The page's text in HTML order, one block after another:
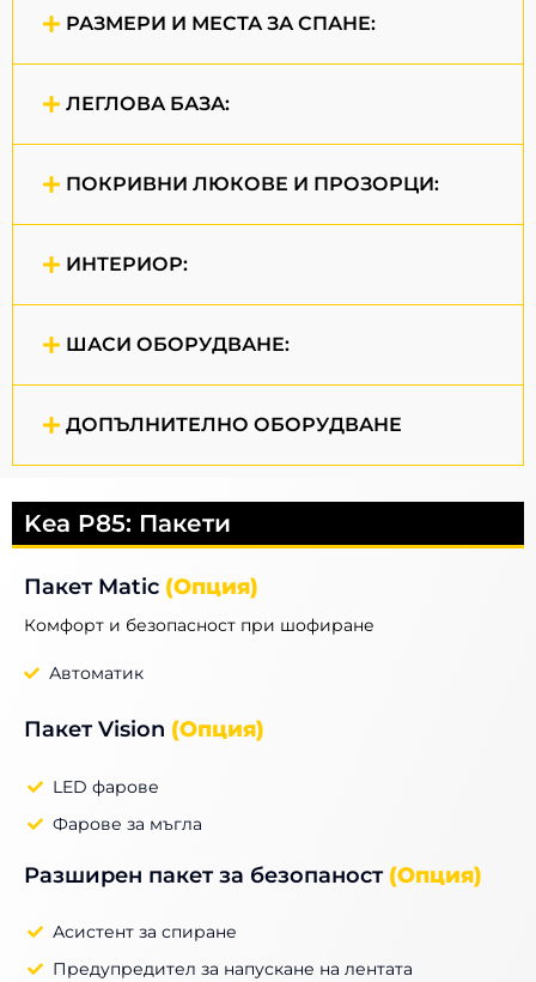
РАЗМЕРИ И МЕСТА ЗА СПАНЕ:
ЛЕГЛОВА БАЗА:
ПОКРИВНИ ЛЮКОВЕ И ПРОЗОРЦИ:
ИНТЕРИОР:
ШАСИ ОБОРУДВАНЕ:
ДОПЪЛНИТЕЛНО ОБОРУДВАНЕ
Kea P85: Пакети
Пакет Matic (Опция)
Комфорт и безопасност при шофиране
Автоматик
Пакет Vision (Опция)
LED фарове
Фарове за мъгла
Разширен пакет за безопаност (Опция)
Асистент за спиране
Предупредител за напускане на лентата